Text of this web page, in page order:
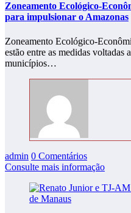
Zoneamento Ecológico-
para impulsionar o Amazonas
Zoneamento Ecológico-
estão entre as medidas voltadas
municípios…
admin 0 Comentários
Consulte mais informação